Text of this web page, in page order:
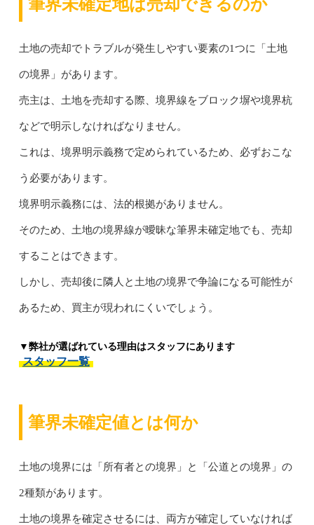
土地の売却でトラブルが発生しやすい要素の1つに「土地
の境界」があります。
売主は、土地を売却する際、境界線をブロック塀や境界杭
などで明示しなければなりません。
これは、境界明示義務で定められているため、必ずおこな
う必要があります。
境界明示義務には、法的根拠がありません。
そのため、土地の境界線が曖昧な筆界未確定地でも、売却
することはできます。
しかし、売却後に隣人と土地の境界で争論になる可能性が
あるため、買主が現われにくいでしょう。
▼弊社が選ばれている理由はスタッフにあります
スタッフ一覧
筆界未確定値とは何か
土地の境界には「所有者との境界」と「公道との境界」の
2種類があります。
土地の境界を確定させるには、両方が確定していなければ